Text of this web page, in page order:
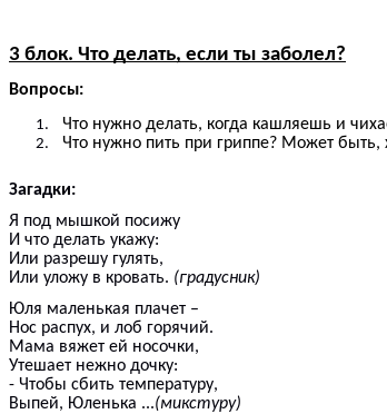
3 блок. Что делать, если ты заболел?
Вопросы:
Что нужно делать, когда кашляешь и
Что нужно пить при гриппе? Может
Загадки:
Я под мышкой посижу
И что делать укажу:
Или разрешу гулять,
Или уложу в кровать. (градусник)
Юля маленькая плачет –
Нос распух, и лоб горячий.
Мама вяжет ей носочки,
Утешает нежно дочку:
- Чтобы сбить температуру,
Выпей, Юленька ...(микстуру)